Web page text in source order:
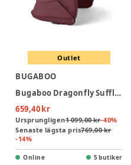
Outlet
BUGABOO
Bugaboo Dragonfly Sufflett - Dark Cherry
659,40 kr
Ursprungligen1 099,00 kr-40%
Senaste lägsta pris769,00 kr
-14%
Online 5 butiker